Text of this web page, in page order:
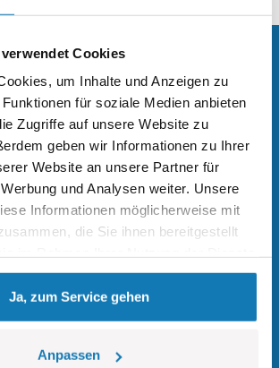
Cookies
um Inhalte und Anzeigen zu
für soziale Medien anbieten
Zugriffe auf unsere Website zu
geben wir Informationen zu Ihrer
Website an unsere Partner für
und Analysen weiter. Unsere
Informationen möglicherweise mit
die Sie ihnen bereitgestellt
Ja, zum Service gehen
Anpassen
auf dem Laufenden über
Werbeaktionen,
und exklusive Angebote.
Registrieren
Sie uns auf